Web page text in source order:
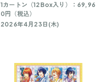
1カートン（12Box入り）：69,96
0円（税込）
2026年4月23日(木)